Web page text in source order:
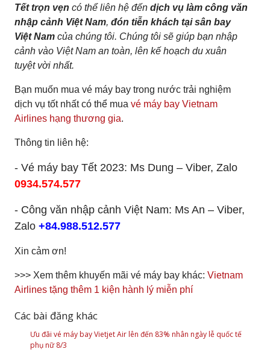
Tết trọn vẹn có thể liên hệ đến dịch vụ làm công văn
nhập cảnh Việt Nam, đón tiễn khách tại sân bay
Việt Nam của chúng tôi. Chúng tôi sẽ giúp bạn nhập
cảnh vào Việt Nam an toàn, lên kế hoạch du xuân
tuyệt vời nhất.
Bạn muốn mua vé máy bay trong nước trải nghiệm
dịch vụ tốt nhất có thể mua vé máy bay Vietnam
Airlines hạng thương gia.
Thông tin liên hệ:
- Vé máy bay Tết 2023: Ms Dung – Viber, Zalo
0934.574.577
- Công văn nhập cảnh Việt Nam: Ms An – Viber,
Zalo +84.988.512.577
Xin cảm ơn!
>>> Xem thêm khuyến mãi vé máy bay khác: Vietnam
Airlines tặng thêm 1 kiện hành lý miễn phí
Các bài đăng khác
Ưu đãi vé máy bay Vietjet Air lên đến 83% nhân ngày lễ quốc tế
phụ nữ 8/3